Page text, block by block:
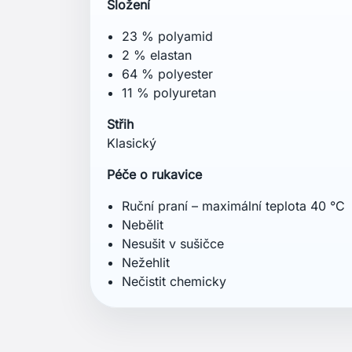
Složení
23 % polyamid
2 % elastan
64 % polyester
11 % polyuretan
Střih
Klasický
Péče o rukavice
Ruční praní – maximální teplota 40 °C
Nebělit
Nesušit v sušičce
Nežehlit
Nečistit chemicky